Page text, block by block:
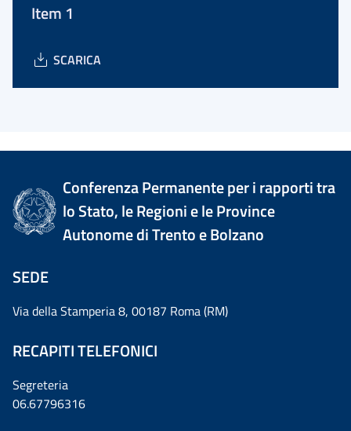
Item 1
SCARICA
Conferenza Permanente per i rapporti tra
lo Stato, le Regioni e le Province
Autonome di Trento e Bolzano
SEDE
Via della Stamperia 8, 00187 Roma (RM)
RECAPITI TELEFONICI
Segreteria
06.67796316